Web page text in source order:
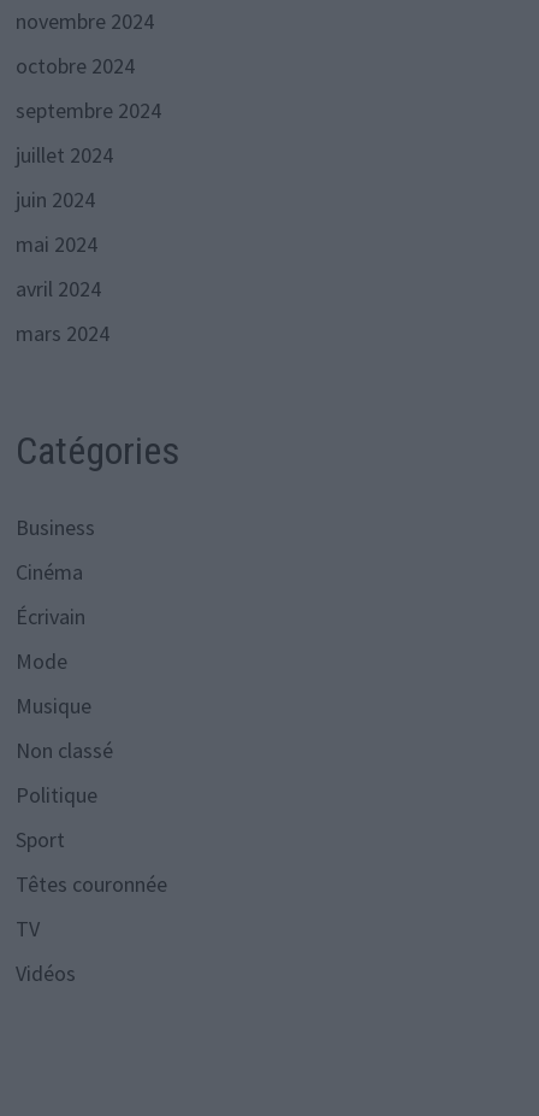
novembre 2024
octobre 2024
septembre 2024
juillet 2024
juin 2024
mai 2024
avril 2024
mars 2024
Catégories
Business
Cinéma
Écrivain
Mode
Musique
Non classé
Politique
Sport
Têtes couronnée
TV
Vidéos